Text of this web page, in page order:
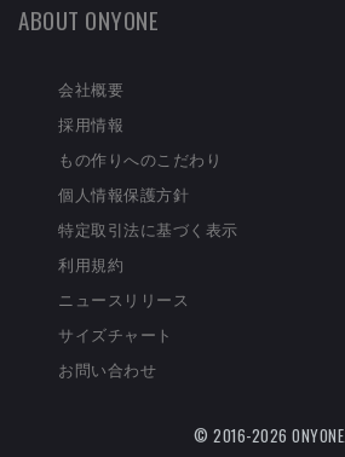
ABOUT ONYONE
会社概要
採用情報
もの作りへのこだわり
個人情報保護方針
特定取引法に基づく表示
利用規約
ニュースリリース
サイズチャート
お問い合わせ
© 2016-2026 ONYONE.